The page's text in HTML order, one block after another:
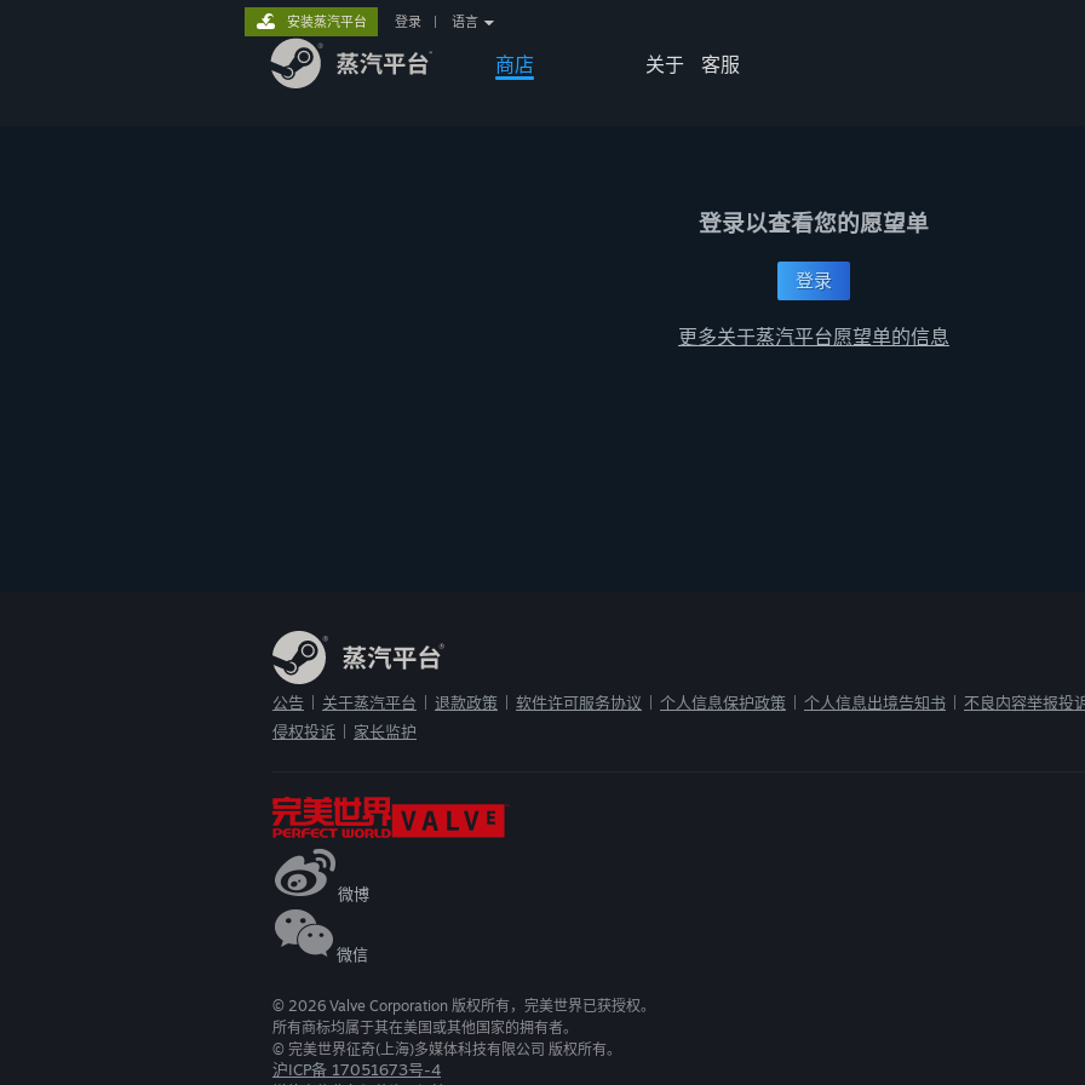
商店 关于 客服
安装蒸汽平台 登录 语言
登录以查看您的愿望单
登录
更多关于蒸汽平台愿望单的信息
公告 关于蒸汽平台 退款政策 软件许可服务协议 个人信息保护政策 个人信息出境告知书
不良内容举报投
侵权投诉
家长监护
微博
微信
© 2026 Valve Corporation 版权所有，完美世界已获授权。
所有商标均属于其在美国或其他国家的拥有者。
© 完美世界征奇(上海)多媒体科技有限公司 版权所有。
沪ICP备 17051673号-4